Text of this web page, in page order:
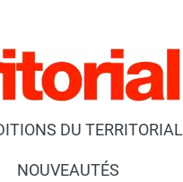
DU TERRITORIAL
NOUVEAUTÉS